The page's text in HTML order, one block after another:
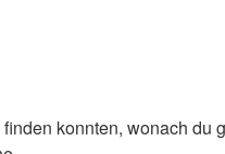
konnten, wonach du